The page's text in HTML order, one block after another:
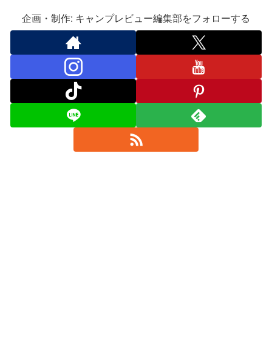
企画・制作: キャンプレビュー編集部をフォローする